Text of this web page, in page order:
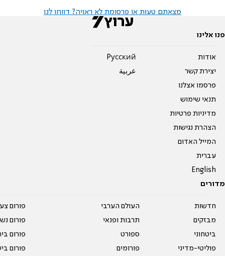
מצאתם טעות או פרסומת לא ראויה? דווחו לנו
פנו אלינו
אודות
יצירת קשר
פרסמו אצלנו
תנאי שימוש
מדיניות פרטיות
הצהרת נגישות
המייל האדום
עברית
English
Pусский
عربية
מדורים
חדשות
מבזקים
ביטחוני
פוליטי-מדיני
העולם הערבי
תרבות ופנאי
ספורט
פורומים
פורום
פורום
פורום
פורום